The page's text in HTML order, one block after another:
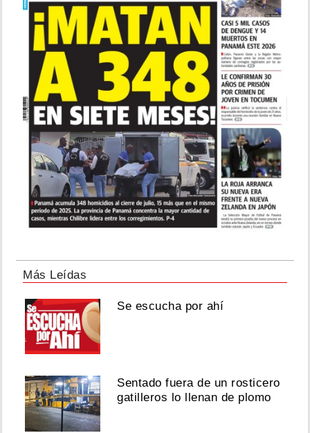
Más Leídas
Se escucha por ahí
Sentado fuera de un rosticero
gatilleros lo llenan de plomo